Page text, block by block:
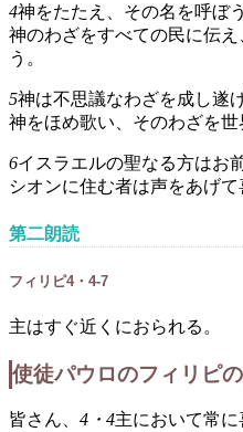
4神をたたえ、その名を呼ぼう
神のわざをすべての民に伝
う。
5神は不思議なわざを成し遂
神をほめ歌い、そのわざを世
6イスラエルの聖なる方はお
シオンに住む者は声をあげて
第二朗読
フィリピ4・4-7
主はすぐ近くにおられる。
使徒パウロのフィリピ
皆さん、 4・4主において常に